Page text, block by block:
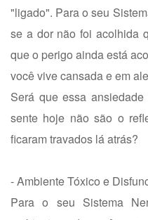
"ligado". Para o seu
se a dor não foi acolhida
que o perigo ainda está
você vive cansada e em
Será que essa
sente hoje não são o
ficaram travados lá atrás?
- Ambiente Tóxico e
Para o seu Sistema